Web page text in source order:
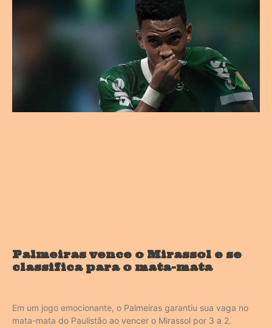
Palmeiras vence o Mirassol e se
classifica para o mata-mata
Em um jogo emocionante, o Palmeiras garantiu sua vaga no
mata-mata do Paulistão ao vencer o Mirassol por 3 a 2.